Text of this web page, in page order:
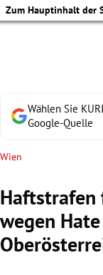
Zum Hauptinhalt der
Wählen Sie
Google-Quelle
Wien
Haftstrafen
wegen